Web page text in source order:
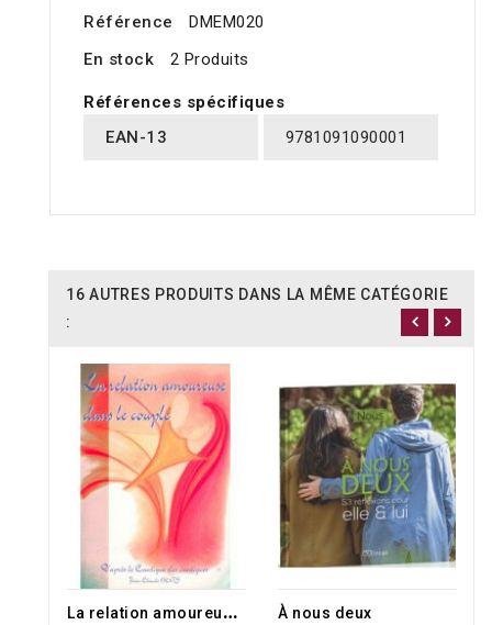
Référence
DMEM020
En stock
2 Produits
Références spécifiques
EAN-13
9781091090001
16 AUTRES PRODUITS DANS LA MÊME CATÉGORIE
:
L
a relation amoureuse dans le couple À nous deux